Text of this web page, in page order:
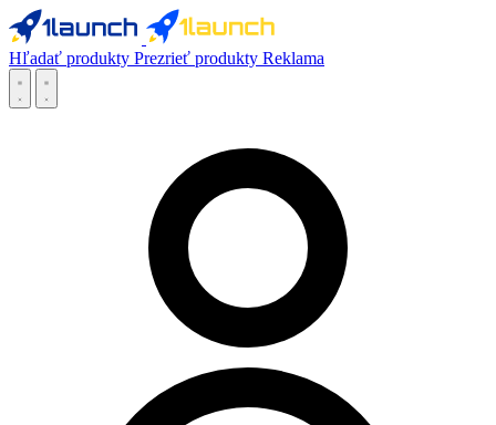
Hľadať produkty Prezrieť produkty Reklama